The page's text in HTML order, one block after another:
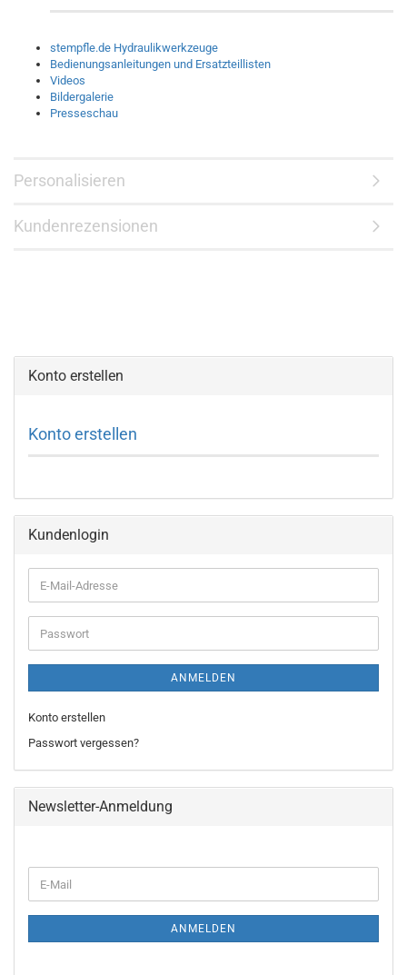
stempfle.de Hydraulikwerkzeuge
Bedienungsanleitungen und Ersatzteillisten
Videos
Bildergalerie
Presseschau
Personalisieren
Kundenrezensionen
Konto erstellen
Konto erstellen
Kundenlogin
E-
Mail-
Adresse
Passwort
ANMELDEN
Konto erstellen
Passwort vergessen?
Newsletter-Anmeldung
ZUR
E-
Mail
ANMELDEN